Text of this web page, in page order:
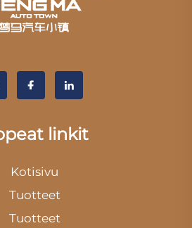
linkit
Kotisivu
Tuotteet
Tuotteet